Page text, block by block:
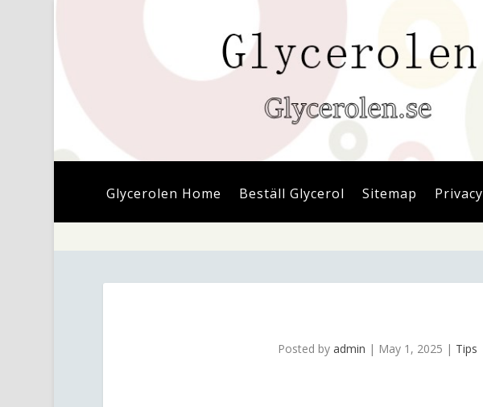
Glycerolen Home Beställ Glycerol Sitemap Privacy
Posted by admin | May 1, 2025 | Tips